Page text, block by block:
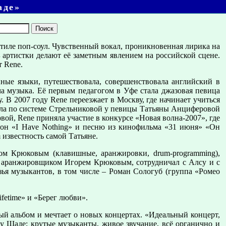
поп-соул. Чувственный вокал, проникновенная лирика на
делают её заметным явлением на российской сцене.
Rene.
языки, путешествовала, совершенствовала английский в
музыка. Её первым педагогом в Уфе стала джазовая певица
2007 году Rene переезжает в Москву, где начинает учиться
по системе Стрельниковой у певицы Татьяны Анциферовой
Rene приняла участие в конкурсе «Новая волна-2007», где
«I Have Nothing» и песню из кинофильма «31 июня» «Он
самой Татьяне.
Крюковым (клавишные, аранжировки, drum-programming),
аранжировщиком Игорем Крюковым, сотрудничал с Алсу и с
музыкантов, в том числе – Роман Сологуб (группа «Ромео
и «Берег любви».
альбом и мечтает о новых концертах. «Идеальный концерт,
Шаде: крутые музыканты, живое звучание, всё органично и